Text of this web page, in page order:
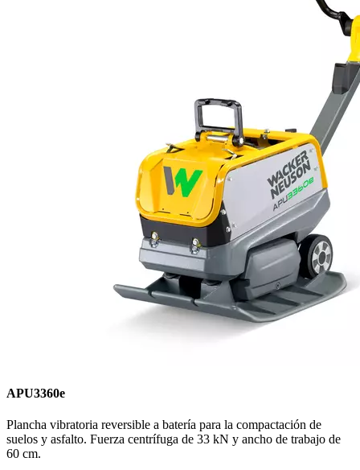
APU3360e
Plancha vibratoria reversible a batería para la compactación de
suelos y asfalto. Fuerza centrífuga de 33 kN y ancho de trabajo de
60 cm.